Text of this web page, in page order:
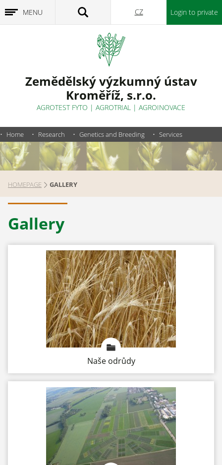
MENU
Zemědělský výzkumný ústav
Kroměříž, s.r.o.
AGROTEST FYTO | AGROTRIAL | AGROINOVACE
CZ Login to private
Home Research Genetics and Breeding Services
HOMEPAGE GALLERY
Gallery
Naše odrůdy